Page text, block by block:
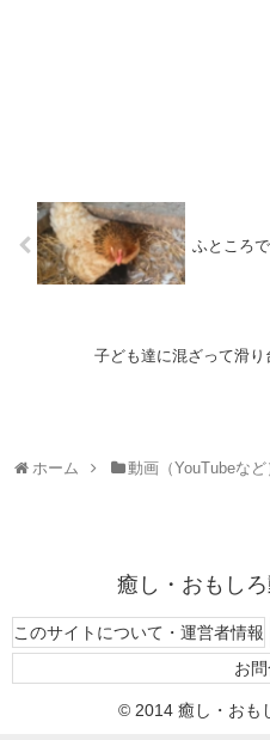
ふところ
子ども達に混ざって滑り
ホーム 動画（YouTubeなど
癒し・おもし
このサイトについて・運営者情報
お
© 2014 癒し・おも